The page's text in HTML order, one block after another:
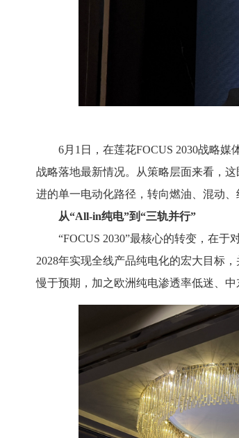
6月1日，在莲花FOCUS 2030战略
战略落地最新情况。从策略层面来看，
进的单一电动化路径，转向燃油、混动、
从“All-in纯电”到“三轨并行”
“FOCUS 2030”最核心的转变，在于
2028年实现全线产品纯电化的宏大目标
慢于预期，加之欧洲纯电渗透率低迷、